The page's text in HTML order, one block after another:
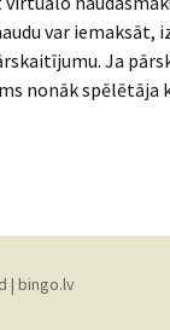
var
Ja
nonāk spēlētāja
| bingo.lv